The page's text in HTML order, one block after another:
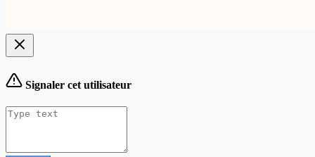
Signaler cet utilisateur